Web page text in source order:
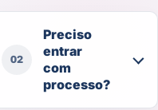
02
Preciso
entrar
com
processo?